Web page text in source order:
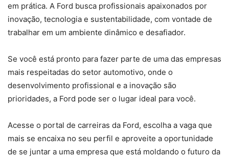
em prática. A Ford busca profissionais apaixonados por
inovação, tecnologia e sustentabilidade, com vontade de
trabalhar em um ambiente dinâmico e desafiador.
Se você está pronto para fazer parte de uma das empresas
mais respeitadas do setor automotivo, onde o
desenvolvimento profissional e a inovação são
prioridades, a Ford pode ser o lugar ideal para você.
Acesse o portal de carreiras da Ford, escolha a vaga que
mais se encaixa no seu perfil e aproveite a oportunidade
de se juntar a uma empresa que está moldando o futuro da